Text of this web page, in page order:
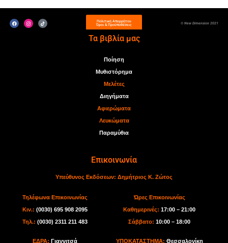
Πολιτική Απορρήτου
Όροι & Προϋποθέσεις
© New Dimension 2021
Τα βιβλία μας
Ποίηση
Μυθιστόρημα
Μελέτες
Διηγήματα
Αφιερώματα
Λευκώματα
Παραμύθια
Επικοινωνία
Υπεύθυνος Εκδόσεων: Δημήτριος Κ. Ζώτος
Τηλέφωνα Επικοινωνίας
Κιν.: (0030) 695 908 2095
Τηλ.: (0030) 2311 211 483
ΕΔΡΑ:Γιαννιτσά
Ώρες Επικοινωνίας
Καθημερινές:17:00 – 21:00
Σάββατο: 10:00 – 18:00
ΥΠΟΚΑΤΑΣΤΗΜΑ: Θεσσαλονίκη